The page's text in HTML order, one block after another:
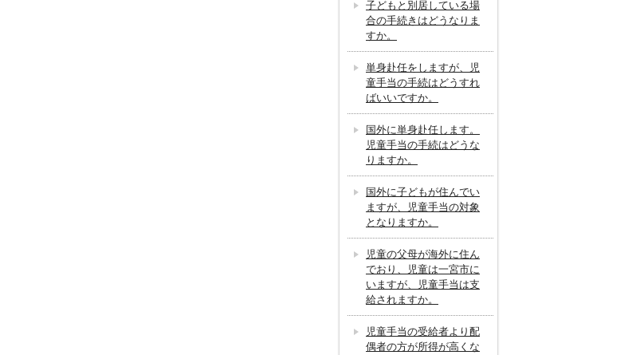
子どもと別居している場
合の手続きはどうなりま
すか。
単身赴任をしますが、児
童手当の手続はどうすれ
ばいいですか。
国外に単身赴任します。
児童手当の手続はどうな
りますか。
国外に子どもが住んでい
ますが、児童手当の対象
となりますか。
児童の父母が海外に住ん
でおり、児童は一宮市に
いますが、児童手当は支
給されますか。
児童手当の受給者より配
偶者の方が所得が高くな